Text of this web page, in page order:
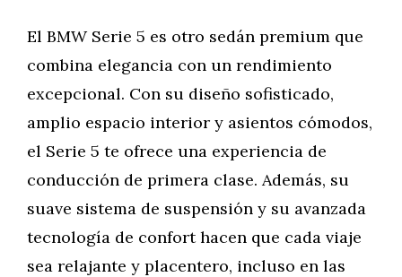
El BMW Serie 5 es otro sedán premium que
combina elegancia con un rendimiento
excepcional. Con su diseño sofisticado,
amplio espacio interior y asientos cómodos,
el Serie 5 te ofrece una experiencia de
conducción de primera clase. Además, su
suave sistema de suspensión y su avanzada
tecnología de confort hacen que cada viaje
sea relajante y placentero, incluso en las